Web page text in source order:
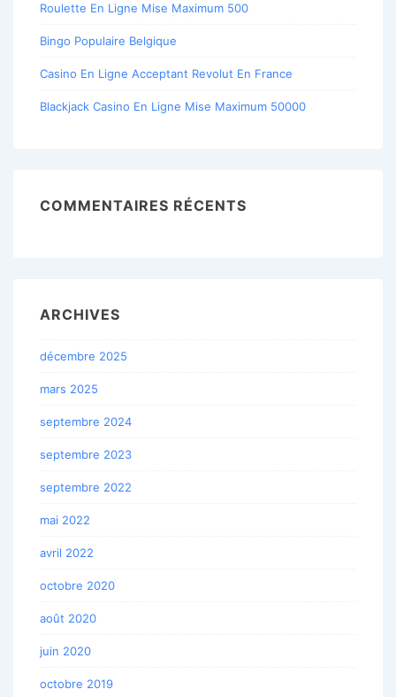
Roulette En Ligne Mise Maximum 500
Bingo Populaire Belgique
Casino En Ligne Acceptant Revolut En France
Blackjack Casino En Ligne Mise Maximum 50000
COMMENTAIRES RÉCENTS
ARCHIVES
décembre 2025
mars 2025
septembre 2024
septembre 2023
septembre 2022
mai 2022
avril 2022
octobre 2020
août 2020
juin 2020
octobre 2019